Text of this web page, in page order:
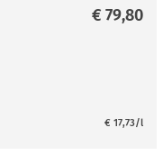
€ 79,80
€ 17,73/l